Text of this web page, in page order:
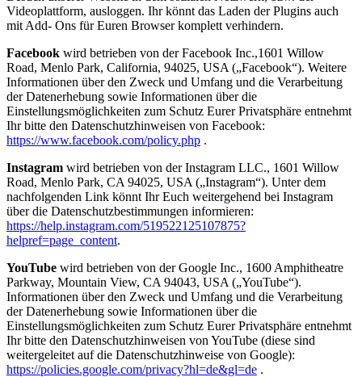
Videoplattform, ausloggen. Ihr könnt das Laden der Plugins auch
mit Add- Ons für Euren Browser komplett verhindern.
Facebook wird betrieben von der Facebook Inc.,1601 Willow
Road, Menlo Park, California, 94025, USA („Facebook“). Weitere
Informationen über den Zweck und Umfang und die Verarbeitung
der Datenerhebung sowie Informationen über die
Einstellungsmöglichkeiten zum Schutz Eurer Privatsphäre entnehmt
Ihr bitte den Datenschutzhinweisen von Facebook:
https://www.facebook.com/policy.php .
Instagram wird betrieben von der Instagram LLC., 1601 Willow
Road, Menlo Park, CA 94025, USA („Instagram“). Unter dem
nachfolgenden Link könnt Ihr Euch weitergehend bei Instagram
über die Datenschutzbestimmungen informieren:
https://help.instagram.com/519522125107875?
helpref=page_content.
YouTube wird betrieben von der Google Inc., 1600 Amphitheatre
Parkway, Mountain View, CA 94043, USA („YouTube“).
Informationen über den Zweck und Umfang und die Verarbeitung
der Datenerhebung sowie Informationen über die
Einstellungsmöglichkeiten zum Schutz Eurer Privatsphäre entnehmt
Ihr bitte den Datenschutzhinweisen von YouTube (diese sind
weitergeleitet auf die Datenschutzhinweise von Google):
https://policies.google.com/privacy?hl=de&gl=de .